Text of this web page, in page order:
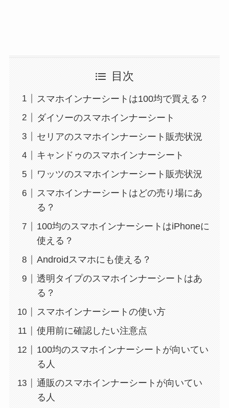
目次
スマホインナーシートは100均で買える？
ダイソーのスマホインナーシート
セリアのスマホインナーシート販売状況
キャンドゥのスマホインナーシート
ワッツのスマホインナーシート販売状況
スマホインナーシートはどの売り場にあ
る？
100均のスマホインナーシートはiPhoneに
使える？
Androidスマホにも使える？
透明タイプのスマホインナーシートはあ
る？
スマホインナーシートの使い方
使用前に確認したい注意点
100均のスマホインナーシートが向いてい
る人
通販のスマホインナーシートが向いてい
る人